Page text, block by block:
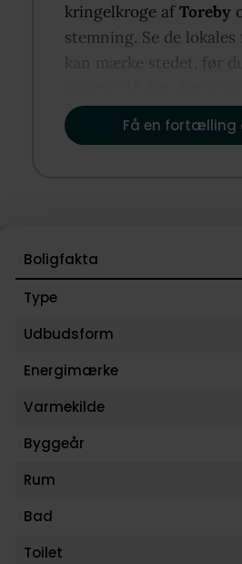
bor med gåafstand til
og nem adgang til motorvej
kringelkroge afToreby
stemning. Se de
kan mærke stedet, før
Få en fortælling
Boligfakta
Type
Udbudsform
Energimærke
Varmekilde
Byggeår
Rum
Bad
Toilet